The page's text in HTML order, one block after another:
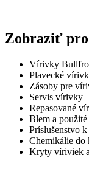
Zobraziť
Vírivky
Plavecké
Zásoby pre
Servis vírivky
Repasované
Blem a
Príslušenstvo
Chemikálie
Kryty víriviek